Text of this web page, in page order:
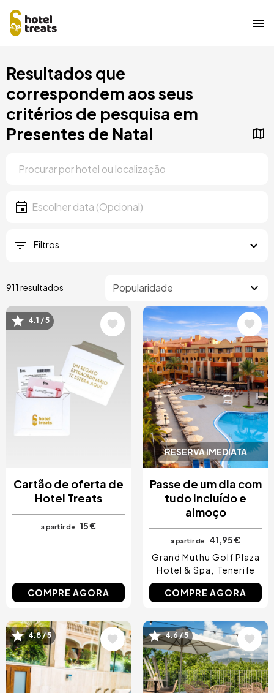
para
conteúdo
principal
Resultados que
correspondem aos seus
critérios de pesquisa em
Presentes de Natal
Data
Escolher data
Filtros
911 resultados
Imagem
4.1 / 5
Cartão de oferta de
Hotel Treats
a partir de 15 €
COMPRE AGORA
RESERVA IMEDIATA
Imagem
Passe de um dia com
tudo incluído e
almoço
a partir de
41,95 €
Grand Muthu Golf Plaza
Hotel & Spa
Tenerife
COMPRE AGORA
Imagem
4.8 / 5 Imagem
4.6 / 5